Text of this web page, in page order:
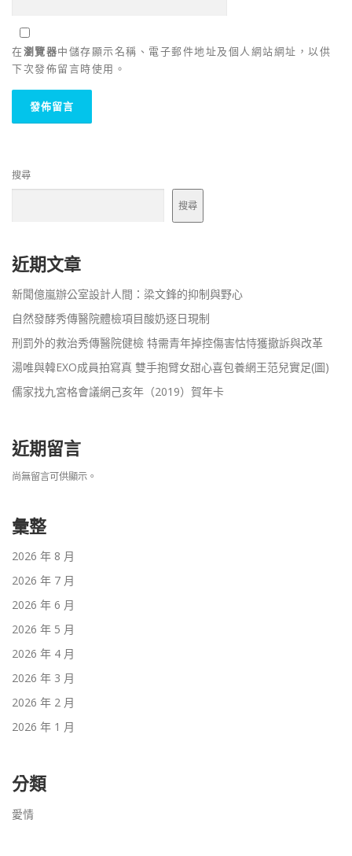
在瀏覽器中儲存顯示名稱、電子郵件地址及個人網站網址，以供
下次發佈留言時使用。
搜尋
搜尋
近期文章
新聞億嵐辦公室設計人間：梁文鋒的抑制與野心
自然發酵秀傳醫院體檢項目酸奶逐日現制
刑罰外的救治秀傳醫院健檢 特需青年掉控傷害怙恃獲撤訴與改革
湯唯與韓EXO成員拍寫真 雙手抱臂女甜心喜包養網王范兒實足(圖)
儒家找九宮格會議網己亥年（2019）賀年卡
近期留言
尚無留言可供顯示。
彙整
2026 年 8 月
2026 年 7 月
2026 年 6 月
2026 年 5 月
2026 年 4 月
2026 年 3 月
2026 年 2 月
2026 年 1 月
分類
愛情